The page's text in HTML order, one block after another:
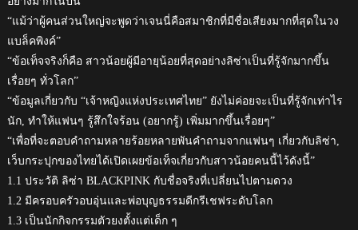
“แม้ว่าผู้คนส่วนใหญ่จะพูดว่าเจนนี่คือสมาชิกที่มีชื่อเสียงมากที่สุดในวง
แบล็คพิงค์”
“ข้อเท็จจริงก็คือ สาวน้อยผู้มีอายุน้อยที่สุดอย่างลิซ่าเป็นที่รู้จักมากขึ้น
เรื่อยๆ ทั่วโลก”
“ข้อมูลเกี่ยวกับ “เจ้าหญิงแห่งประเทศไทย” ยังไม่ค่อยจะเป็นที่รู้จักเท่าไร
นัก, ทำให้แฟนๆ รู้สึกใจร้อน (อยากรู้) เพิ่มมากขึ้นเรื่อยๆ”
“เพื่อที่จะตอบคำถามหลายร้อยหลายพันคำถามจากแฟนๆ เกี่ยวกับลิซ่า,
เว็บกระปุกของไทยได้เปิดเผยข้อเท็จเกี่ยวกับสาวน้อยคนนี้ไว้ดังนี้”
1.1 ประวัติ ลิซ่า BLACKPINK กับชื่อจริงที่เปลี่ยนไปตามดวง
1.2 มีครอบครัวอบอุ่นและพ่อบุญธรรมดีกรีเชฟระดับโลก
1.3 เป็นนักกิจกรรมตัวยงตั้งแต่เด็ก ๆ